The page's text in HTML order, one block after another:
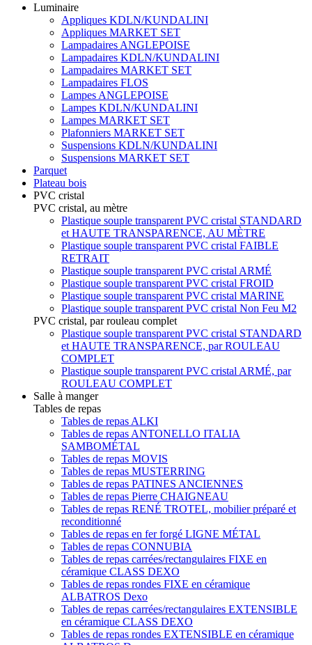
Luminaire
Appliques KDLN/KUNDALINI
Appliques MARKET SET
Lampadaires ANGLEPOISE
Lampadaires KDLN/KUNDALINI
Lampadaires MARKET SET
Lampadaires FLOS
Lampes ANGLEPOISE
Lampes KDLN/KUNDALINI
Lampes MARKET SET
Plafonniers MARKET SET
Suspensions KDLN/KUNDALINI
Suspensions MARKET SET
Parquet
Plateau bois
PVC cristal
PVC cristal, au mètre
Plastique souple transparent PVC cristal STANDARD
et HAUTE TRANSPARENCE, AU MÈTRE
Plastique souple transparent PVC cristal FAIBLE
RETRAIT
Plastique souple transparent PVC cristal ARMÉ
Plastique souple transparent PVC cristal FROID
Plastique souple transparent PVC cristal MARINE
Plastique souple transparent PVC cristal Non Feu M2
PVC cristal, par rouleau complet
Plastique souple transparent PVC cristal STANDARD
et HAUTE TRANSPARENCE, par ROULEAU
COMPLET
Plastique souple transparent PVC cristal ARMÉ, par
ROULEAU COMPLET
Salle à manger
Tables de repas
Tables de repas ALKI
Tables de repas ANTONELLO ITALIA
SAMBOMÉTAL
Tables de repas MOVIS
Tables de repas MUSTERRING
Tables de repas PATINES ANCIENNES
Tables de repas Pierre CHAIGNEAU
Tables de repas RENÉ TROTEL, mobilier préparé et
reconditionné
Tables de repas en fer forgé LIGNE MÉTAL
Tables de repas CONNUBIA
Tables de repas carrées/rectangulaires FIXE en
céramique CLASS DEXO
Tables de repas rondes FIXE en céramique
ALBATROS Dexo
Tables de repas carrées/rectangulaires EXTENSIBLE
en céramique CLASS DEXO
Tables de repas rondes EXTENSIBLE en céramique